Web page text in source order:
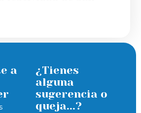
a
¿Tienes
alguna
sugerencia o
queja...?